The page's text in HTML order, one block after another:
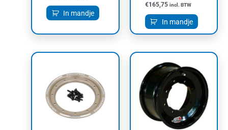
In mandje
€165,75 incl. BTW
In mandje